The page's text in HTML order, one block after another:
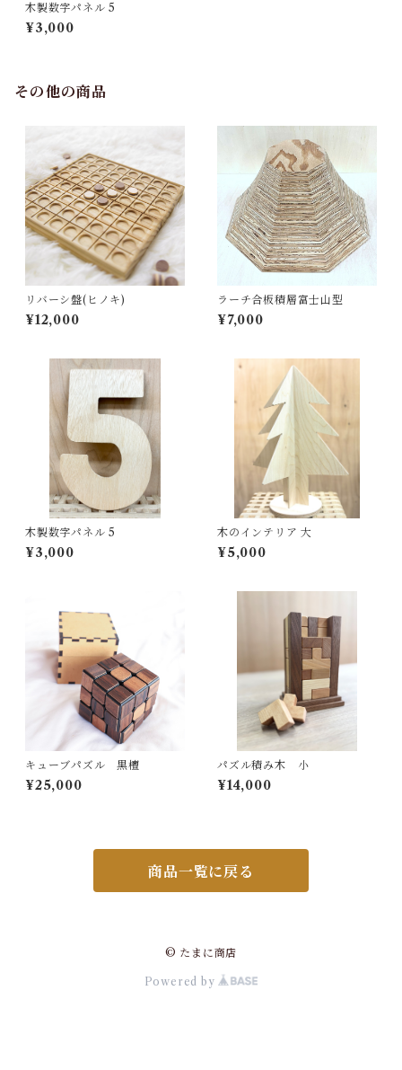
木製数字パネル 5
¥3,000
その他の商品
リバーシ盤(ヒノキ)
¥12,000
ラーチ合板積層富士山型
¥7,000
木製数字パネル 5
¥3,000
木のインテリア 大
¥5,000
キューブパズル 黒檀
¥25,000
パズル積み木 小
¥14,000
商品一覧に戻る
© たまに商店
Powered by